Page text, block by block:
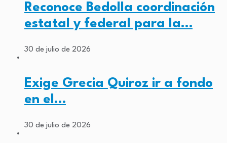
Reconoce Bedolla coordinación
estatal y federal para la…
30 de julio de 2026
Exige Grecia Quiroz ir a fondo
en el…
30 de julio de 2026